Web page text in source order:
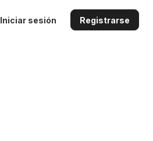
Iniciar sesión Registrarse